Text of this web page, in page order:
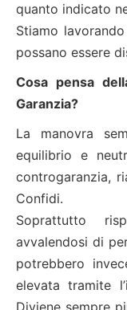
quanto indicato
Stiamo
possano essere
Cosa pensa
Garanzia?
La manovra
equilibrio e
controgaranzia,
Confidi.
Soprattutto
avvalendosi di
potrebbero
elevata tramite
Diviene sempre